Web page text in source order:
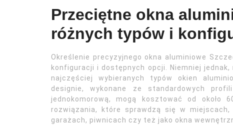
Przeciętne okna
różnych typów i
Określenie precyzyjnego okna aluminiowe
konfiguracji i dostępnych opcji. Niemniej
najczęściej wybieranych typów okien
designie, wykonane ze standardowych
jednokomorową, mogą kosztować od
rozwiązania, które sprawdzą się w
garażach, piwnicach czy też jako okna